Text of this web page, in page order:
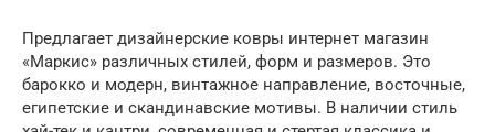
Предлагает дизайнерские ковры интернет магазин
«Маркис» различных стилей, форм и размеров. Это
барокко и модерн, винтажное направление, восточные,
египетские и скандинавские мотивы. В наличии стиль